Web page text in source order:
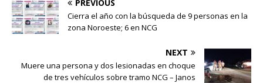
PREVIOUS
Cierra el año con la búsqueda de 9 personas en la
zona Noroeste; 6 en NCG
NEXT
Muere una persona y dos lesionadas en choque
de tres vehículos sobre tramo NCG – Janos